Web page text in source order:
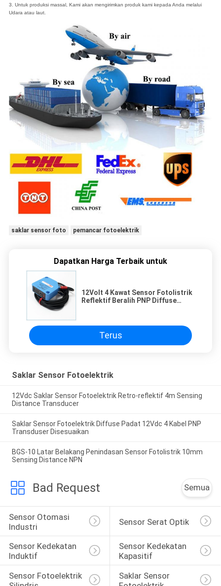
3. Untuk produksi massal, Kami akan mengirimkan produk kami kepada Anda melalui
Udara atau laut.
saklar sensor foto pemancar fotoelektrik
Dapatkan Harga Terbaik untuk
12Volt 4 Kawat Sensor Fotolistrik
Reflektif Beralih PNP Diffuse
Terus
Saklar Sensor Fotoelektrik
12Vdc Saklar Sensor Fotoelektrik Retro-reflektif 4m Sensing
Distance Transducer
Saklar Sensor Fotoelektrik Diffuse Padat 12Vdc 4 Kabel PNP
Transduser Disesuaikan
BGS-10 Latar Belakang Penindasan Sensor Fotolistrik 10mm
Sensing Distance NPN
Bad Request Semua
Sensor Otomasi
Industri
Sensor Serat Optik
Sensor Kedekatan
Induktif
Sensor Kedekatan
Kapasitif
Sensor Fotoelektrik
Saklar Sensor